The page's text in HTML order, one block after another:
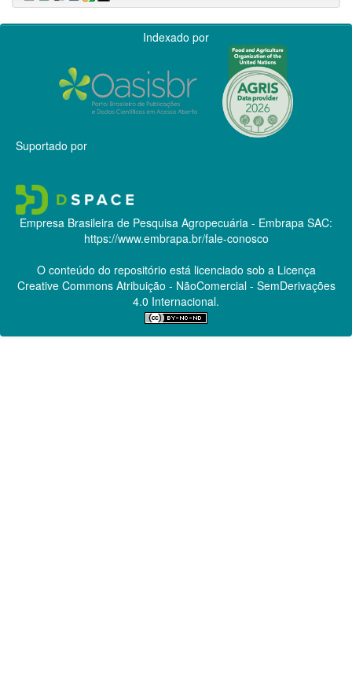
Indexado por
Suportado por
Empresa Brasileira de Pesquisa Agropecuária - Embrapa SAC:
https://www.embrapa.br/fale-conosco
O conteúdo do repositório está licenciado sob a Licença
Creative CommonsAtribuição - NãoComercial - SemDerivações
4.0 Internacional.